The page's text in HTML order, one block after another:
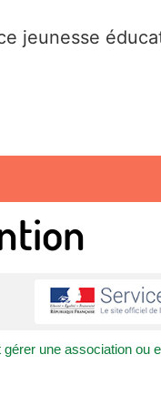
jeunesse
une association ou